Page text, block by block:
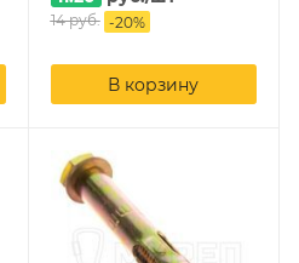
14руб. -20%
В корзину